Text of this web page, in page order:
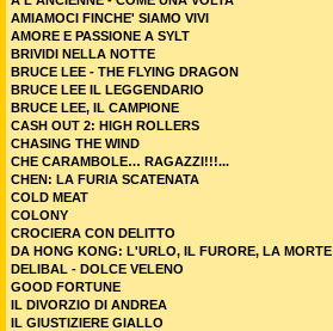
AMIAMOCI FINCHE' SIAMO VIVI
AMORE E PASSIONE A SYLT
BRIVIDI NELLA NOTTE
BRUCE LEE - THE FLYING DRAGON
BRUCE LEE IL LEGGENDARIO
BRUCE LEE, IL CAMPIONE
CASH OUT 2: HIGH ROLLERS
CHASING THE WIND
CHE CARAMBOLE… RAGAZZI!!!...
CHEN: LA FURIA SCATENATA
COLD MEAT
COLONY
CROCIERA CON DELITTO
DA HONG KONG: L'URLO, IL FURORE, LA MORTE
DELIBAL - DOLCE VELENO
GOOD FORTUNE
IL DIVORZIO DI ANDREA
IL GIUSTIZIERE GIALLO